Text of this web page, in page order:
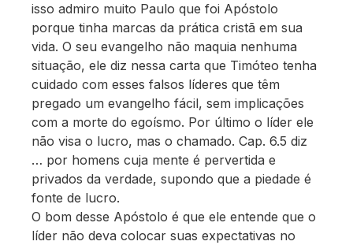
isso admiro muito Paulo que foi Apóstolo
porque tinha marcas da prática cristã em sua
vida. O seu evangelho não maquia nenhuma
situação, ele diz nessa carta que Timóteo tenha
cuidado com esses falsos líderes que têm
pregado um evangelho fácil, sem implicações
com a morte do egoísmo. Por último o líder ele
não visa o lucro, mas o chamado. Cap. 6.5 diz
… por homens cuja mente é pervertida e
privados da verdade, supondo que a piedade é
fonte de lucro.
O bom desse Apóstolo é que ele entende que o
líder não deva colocar suas expectativas no